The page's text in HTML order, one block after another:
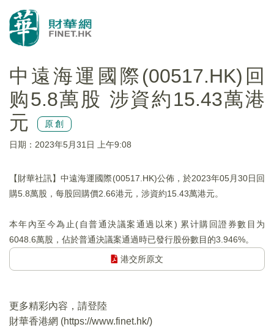
中遠海運國際(00517.HK)回
购5.8萬股 涉資約15.43萬港
元
原創
日期：2023年5月31日 上午9:08
【財華社訊】中遠海運國際(00517.HK)公佈，於2023年05月30日回
購5.8萬股，每股回購價2.66港元，涉資約15.43萬港元。
本年內至今為止(自普通決議案通過以來) 累计購回證券數目为
6048.6萬股，佔於普通決議案通過時已發行股份數目的3.946%。
港交所原文
更多精彩內容，請登陸
財華香港網 (https://www.finet.hk/)